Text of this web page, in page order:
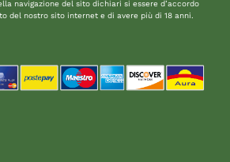
navigazione del sito dichiari si essere d’accordo
del nostro sito internet e di avere più di 18 anni.